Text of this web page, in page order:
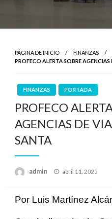
PÁGINA DE INICIO
FINANZAS
PROFECO ALERTA SOBRE
FINANZAS PORTADA
PROFECO
AGENCIAS DE
SANTA
admin
Publicado
abril 11, 2025
Por Luis Martínez